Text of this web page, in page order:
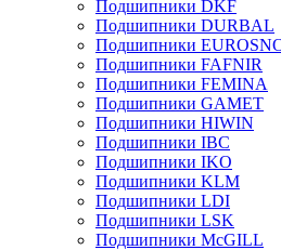
Подшипники DKF
Подшипники DURBAL
Подшипники
Подшипники FAFNIR
Подшипники FEMINA
Подшипники GAMET
Подшипники HIWIN
Подшипники IBC
Подшипники IKO
Подшипники KLM
Подшипники LDI
Подшипники LSK
Подшипники McGILL